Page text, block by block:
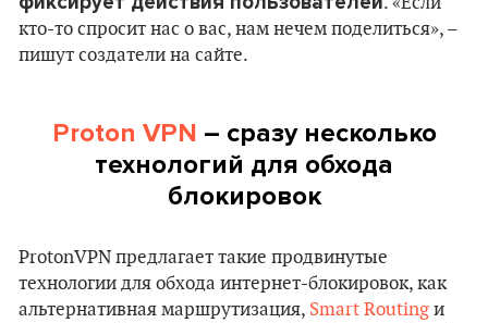
кто-то спросит нас о вас, нам нечем поделиться», –
пишут создатели на сайте.
Proton VPN – сразу несколько
технологий для обхода
блокировок
ProtonVPN предлагает такие продвинутые
технологии для обхода интернет-блокировок, как
альтернативная маршрутизация, Smart Routing и